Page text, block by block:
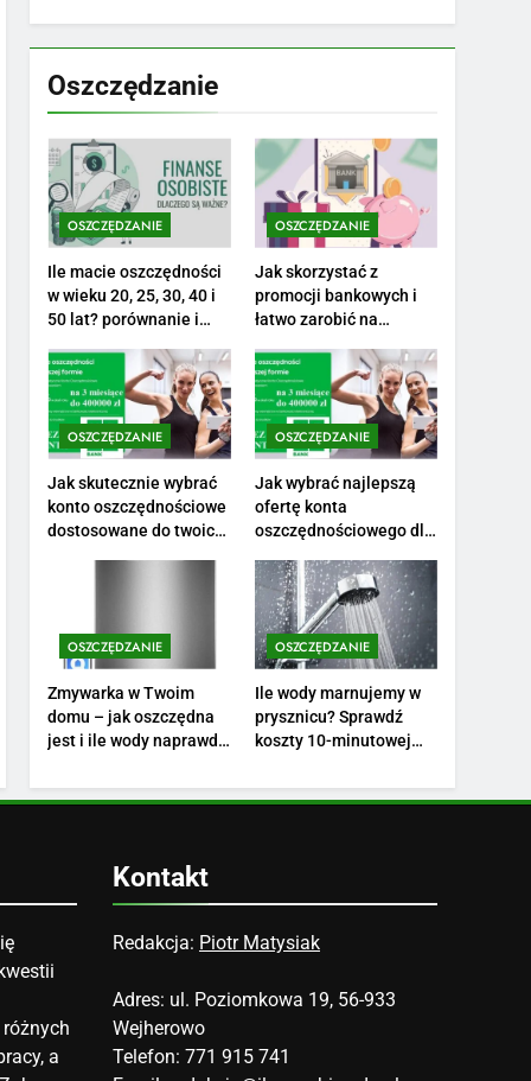
7
Jak przygotować się
finansowo na narodziny
jak zaplanować budżet
PORADY
8
Netflix tagger — czym
jest, opinie i zarobki
PRACA
1
Ile zarabia striptizer:
poznaj aktualne stawki
męskiego striptizera
ZAROBKI
2
Ile zarabia psycholog
szkolny: poznaj średnie
zarobki na tym
stanowisku
ZAROBKI
Ile zarabia florysta —
średnie zarobki, dodatki i
sposoby na podwyżkę
ZAROBKI
4
Ile zarabia nauczyciel
matematyki: średnie
perspektywy
ZAROBKI
poznajmy średnie zarobki
Akcje charytatywne w
szkole: pomysły i
przykłady, które
ZAROBKI
Oszczędzanie
OSZCZĘDZANIE
Ile macie oszczędności
w wieku 20, 25, 30, 40 i
50 lat? porównanie i
OSZCZĘDZANIE
Jak skorzystać z
promocji bankowych i
łatwo zarobić na
OSZCZĘDZANIE
Jak skutecznie wybrać
konto oszczędnościowe
dostosowane do twoich
OSZCZĘDZANIE
Jak wybrać najlepszą
ofertę konta
oszczędnościowego dla
OSZCZĘDZANIE
Zmywarka w Twoim
domu – jak oszczędna
jest i ile wody naprawdę
OSZCZĘDZANIE
Ile wody marnujemy w
prysznicu? Sprawdź
koszty 10-minutowej
a
Kontakt
Redakcja: Piotr Matysiak
Adres: ul. Poziomkowa 19, 56-933
Wejherowo
Telefon: 771 915 741